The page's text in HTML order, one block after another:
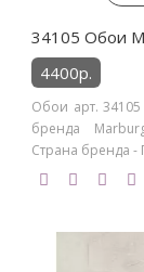
34105 Обои
4400р.
Обои арт.
бренда
Страна бренда -